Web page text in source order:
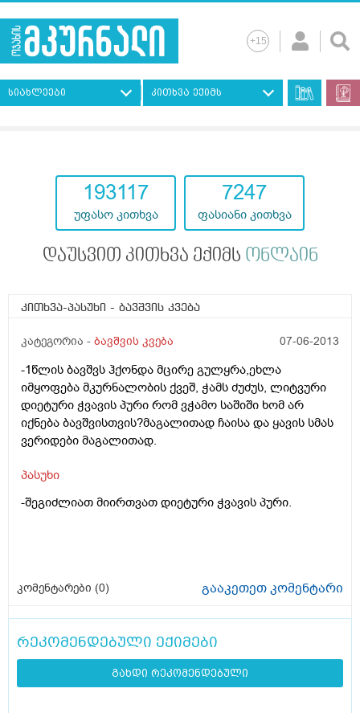
სიახლეები კითხვა ექიმს
193117
უფასო კითხვა
7247
ფასიანი კითხვა
დაუსვით კითხვა ექიმს ონლაინ
კითხვა-პასუხი - ბავშვის კვება
კატეგორია - ბავშვის კვება 07-06-2013
-1წლის ბავშვს ჰქონდა მცირე გულყრა,ეხლა
იმყოფება მკურნალობის ქვეშ, ჭამს ძუძუს, ლიტვური
დიეტური ჭვავის პური რომ ვჭამო საშიში ხომ არ
იქნება ბავშვისთვის?მაგალითად ჩაისა და ყავის სმას
ვერიდები მაგალითად.
პასუხი
-შეგიძლიათ მიირთვათ დიეტური ჭვავის პური.
კომენტარები (0) გააკეთეთ კომენტარი
რეკომენდებული ექიმები
გახდი რეკომენდებული